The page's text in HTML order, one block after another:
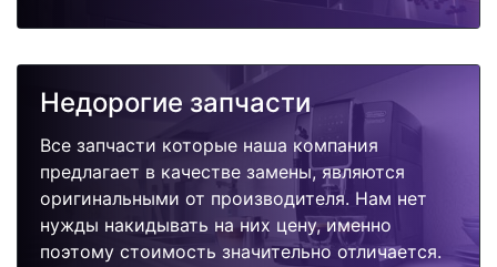
Недорогие запчасти
Все запчасти которые наша компания
предлагает в качестве замены, являются
оригинальными от производителя. Нам нет
нужды накидывать на них цену, именно
поэтому стоимость значительно отличается.